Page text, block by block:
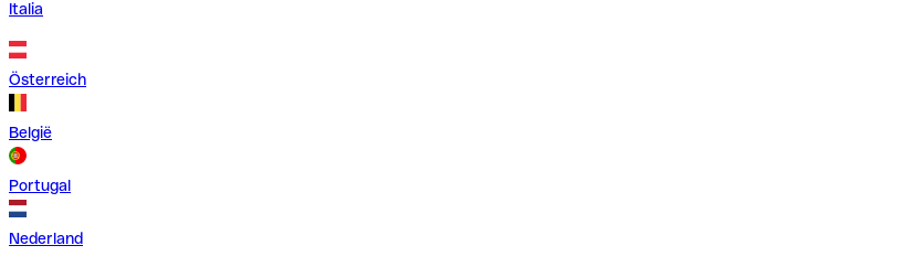
Italia
Österreich
België
Portugal
Nederland